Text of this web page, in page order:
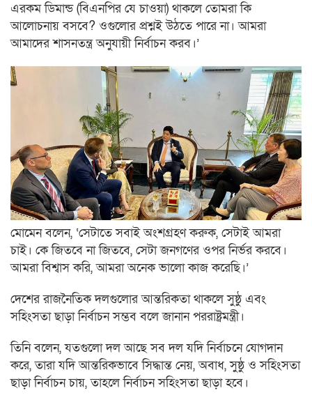
এরকম ডিমান্ড (বিএনপির যে চাওয়া) থাকলে তোমরা কি
আলোচনায় বসবে? ওগুলোর প্রশ্নই উঠতে পারে না। আমরা
আমাদের শাসনতন্ত্র অনুযায়ী নির্বাচন করব।’
মোমেন বলেন, ‘সেটাতে সবাই অংশগ্রহণ করুক, সেটাই আমরা
চাই। কে জিতবে না জিতবে, সেটা জনগণের ওপর নির্ভর করবে।
আমরা বিশ্বাস করি, আমরা অনেক ভালো কাজ করেছি।’
দেশের রাজনৈতিক দলগুলোর আন্তরিকতা থাকলে সুষ্ঠু এবং
সহিংসতা ছাড়া নির্বাচন সম্ভব বলে জানান পররাষ্ট্রমন্ত্রী।
তিনি বলেন, যতগুলো দল আছে সব দল যদি নির্বাচনে যোগদান
করে, তারা যদি আন্তরিকভাবে সিদ্ধান্ত নেয়, অবাধ, সুষ্ঠু ও সহিংসতা
ছাড়া নির্বাচন চায়, তাহলে নির্বাচন সহিংসতা ছাড়া হবে।